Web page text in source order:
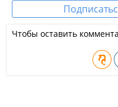
Чтобы оставить